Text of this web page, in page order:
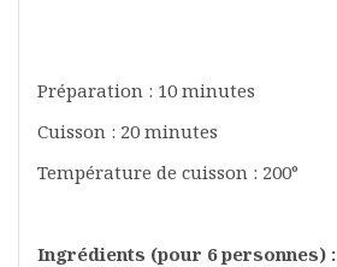
Préparation : 10 minutes
Cuisson : 20 minutes
Température de cuisson : 200°
Ingrédients (pour 6 personnes) :